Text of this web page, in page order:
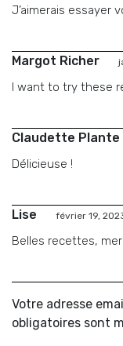
J’aimerais essayer
Margot Richer
I want to try these
Claudette Plante
Délicieuse !
Lise février 19,
Belles recettes,
Votre adresse
obligatoires sont